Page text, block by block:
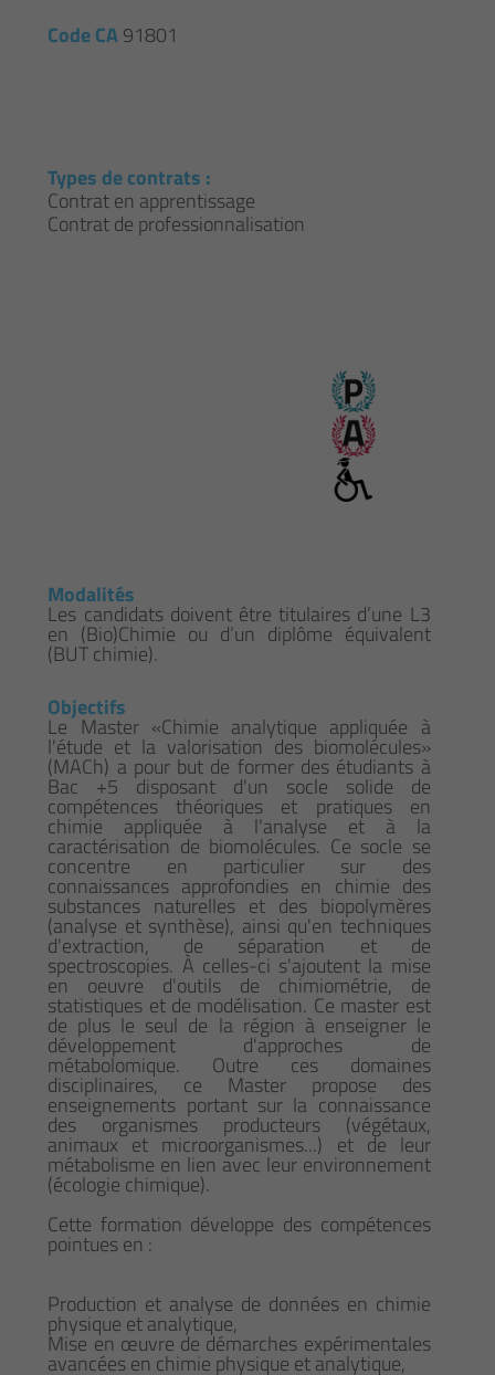
Code CA91801
Types de contrats :
Contrat en apprentissage
Contrat de professionnalisation
Modalités
Les candidats doivent être titulaires d’une L3
en (Bio)Chimie ou d’un diplôme équivalent
(BUT chimie).
Objectifs
Le Master «Chimie analytique appliquée à
l'étude et la valorisation des biomolécules»
(MACh) a pour but de former des étudiants à
Bac +5 disposant d'un socle solide de
compétences théoriques et pratiques en
chimie appliquée à l'analyse et à la
caractérisation de biomolécules. Ce socle se
concentre en particulier sur des
connaissances approfondies en chimie des
substances naturelles et des biopolymères
(analyse et synthèse), ainsi qu'en techniques
d'extraction, de séparation et de
spectroscopies. À celles-ci s'ajoutent la mise
en oeuvre d'outils de chimiométrie, de
statistiques et de modélisation. Ce master est
de plus le seul de la région à enseigner le
développement d'approches de
métabolomique. Outre ces domaines
disciplinaires, ce Master propose des
enseignements portant sur la connaissance
des organismes producteurs (végétaux,
animaux et microorganismes...) et de leur
métabolisme en lien avec leur environnement
(écologie chimique).
Cette formation développe des compétences
pointues en :
Production et analyse de données en chimie
physique et analytique,
Mise en œuvre de démarches expérimentales
avancées en chimie physique et analytique,